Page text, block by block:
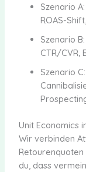
Szenario
ROAS-
Szenario
CTR/CVR,
Szenario
Unit Economics
Wir verbinden
du, dass